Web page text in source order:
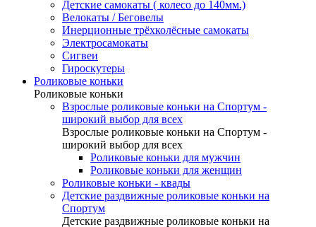
Детские самокаты ( колесо до 140мм.)
Велокаты / Беговелы
Инерционные трёхколёсные самокаты
Электросамокаты
Сигвеи
Гироскутеры
Роликовые коньки
Роликовые коньки
Взрослые роликовые коньки на Спортум -
широкий выбор для всех
Взрослые роликовые коньки на Спортум -
широкий выбор для всех
Роликовые коньки для мужчин
Роликовые коньки для женщин
Роликовые коньки - квады
Детские раздвижные роликовые коньки на
Спортум
Детские раздвижные роликовые коньки на